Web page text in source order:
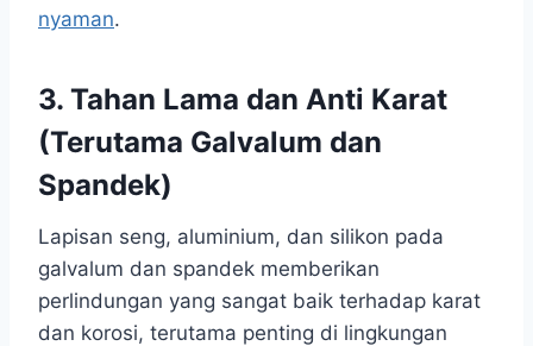
nyaman.
3. Tahan Lama dan Anti Karat
(Terutama Galvalum dan
Spandek)
Lapisan seng, aluminium, dan silikon pada
galvalum dan spandek memberikan
perlindungan yang sangat baik terhadap karat
dan korosi, terutama penting di lingkungan